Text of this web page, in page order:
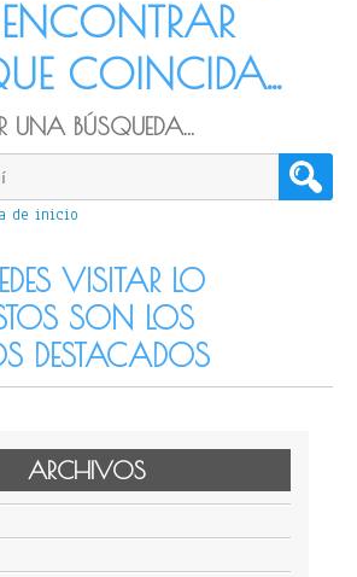
COINCIDA...
UNA BÚSQUEDA...
de inicio
VISITAR LO
SON LOS
DESTACADOS
ARCHIVOS